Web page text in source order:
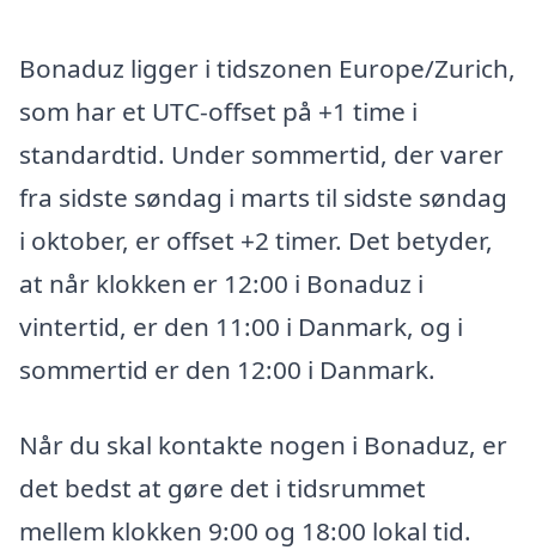
Bonaduz ligger i tidszonen Europe/Zurich,
som har et UTC-offset på +1 time i
standardtid. Under sommertid, der varer
fra sidste søndag i marts til sidste søndag
i oktober, er offset +2 timer. Det betyder,
at når klokken er 12:00 i Bonaduz i
vintertid, er den 11:00 i Danmark, og i
sommertid er den 12:00 i Danmark.
Når du skal kontakte nogen i Bonaduz, er
det bedst at gøre det i tidsrummet
mellem klokken 9:00 og 18:00 lokal tid.